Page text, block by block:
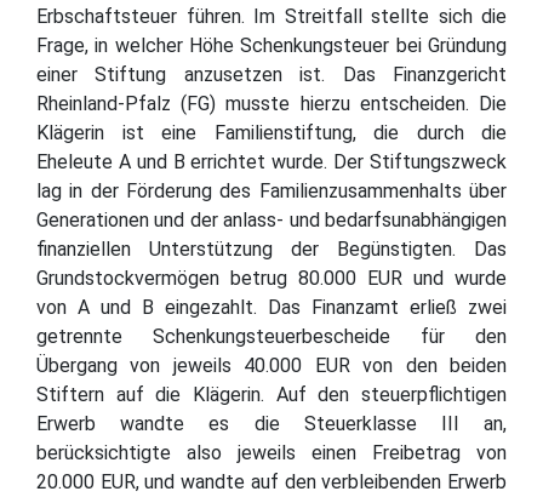
Erbschaftsteuer führen. Im Streitfall stellte sich die
Frage, in welcher Höhe Schenkungsteuer bei Gründung
einer Stiftung anzusetzen ist. Das Finanzgericht
Rheinland-Pfalz (FG) musste hierzu entscheiden. Die
Klägerin ist eine Familienstiftung, die durch die
Eheleute A und B errichtet wurde. Der Stiftungszweck
lag in der Förderung des Familienzusammenhalts über
Generationen und der anlass- und bedarfsunabhängigen
finanziellen Unterstützung der Begünstigten. Das
Grundstockvermögen betrug 80.000 EUR und wurde
von A und B eingezahlt. Das Finanzamt erließ zwei
getrennte Schenkungsteuerbescheide für den
Übergang von jeweils 40.000 EUR von den beiden
Stiftern auf die Klägerin. Auf den steuerpflichtigen
Erwerb wandte es die Steuerklasse III an,
berücksichtigte also jeweils einen Freibetrag von
20.000 EUR, und wandte auf den verbleibenden Erwerb